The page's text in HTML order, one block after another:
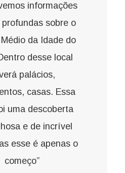
informações
profundas sobre o
da Idade do
desse local
palácios,
casas. Essa
uma descoberta
e de incrível
esse é apenas o
começo”